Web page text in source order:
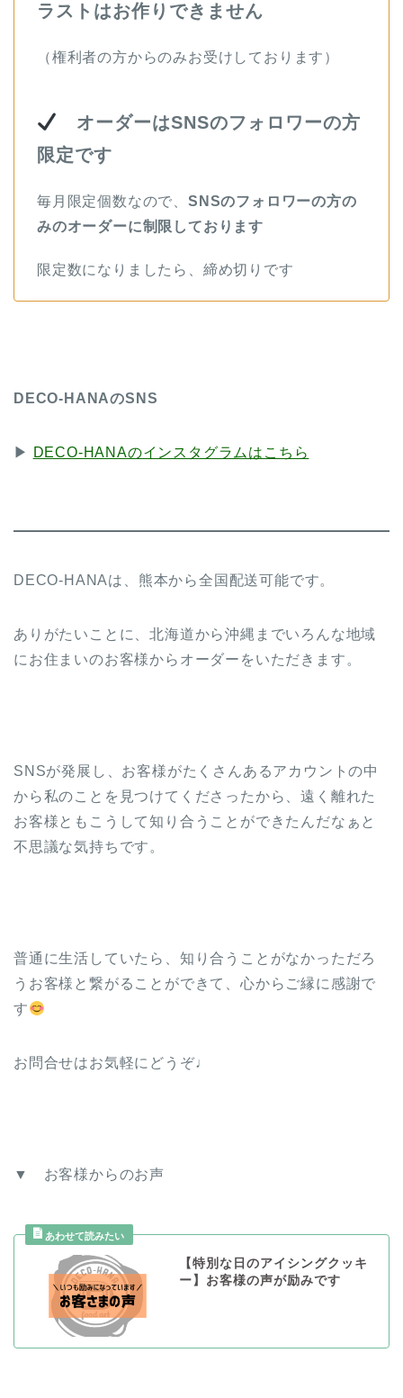
ラストはお作りできません
（権利者の方からのみお受けしております）
オーダーはSNSのフォロワーの方
限定です
毎月限定個数なので、 SNSのフォロワーの方の
みのオーダーに制限しております
限定数になりましたら、締め切りです
DECO-HANAのSNS
▶︎ DECO-HANAのインスタグラムはこちら
DECO-HANAは、熊本から全国配送可能です。
ありがたいことに、北海道から沖縄までいろんな地域
にお住まいのお客様からオーダーをいただきます。
SNSが発展し、お客様がたくさんあるアカウントの中
から私のことを見つけてくださったから、遠く離れた
お客様ともこうして知り合うことができたんだなぁと
不思議な気持ちです。
普通に生活していたら、知り合うことがなかっただろ
うお客様と繋がることができて、心からご縁に感謝で
す
お問合せはお気軽にどうぞ♩
▼ お客様からのお声
【特別な日のアイシングクッキ
ー】お客様の声が励みです